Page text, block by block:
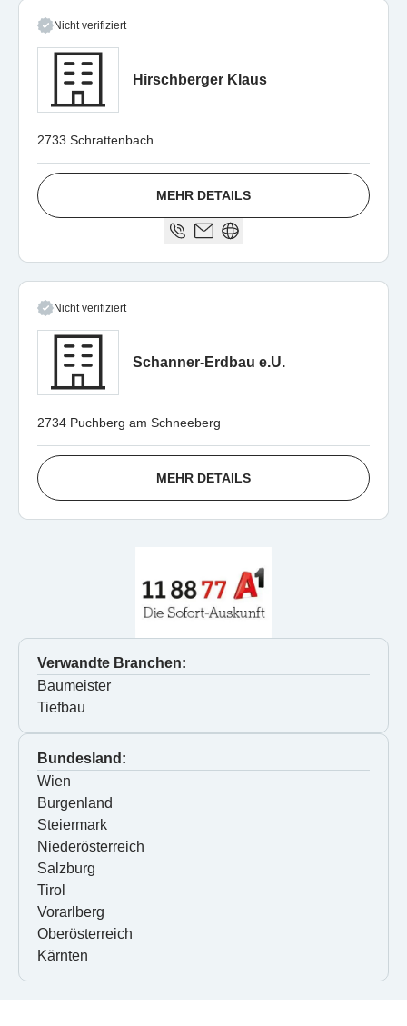
Nicht verifiziert
Hirschberger Klaus
2733 Schrattenbach
MEHR DETAILS
Nicht verifiziert
Schanner-Erdbau e.U.
2734 Puchberg am Schneeberg
MEHR DETAILS
Verwandte Branchen:
Baumeister
Tiefbau
Bundesland:
Wien
Burgenland
Steiermark
Niederösterreich
Salzburg
Tirol
Vorarlberg
Oberösterreich
Kärnten